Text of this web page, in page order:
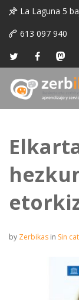
La Laguna 5
613 097 940
by Zerbikas in Sin